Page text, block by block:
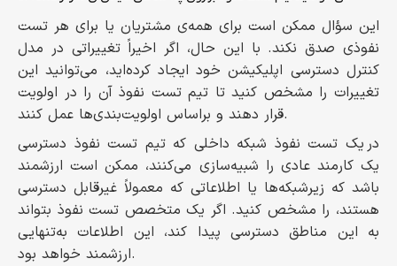
این سؤال ممکن است برای همه‌ی مشتریان یا برای هر تست
نفوذی صدق نکند. با این حال، اگر اخیراً تغییراتی در مدل
کنترل دسترسی اپلیکیشن خود ایجاد کرده‌اید، می‌توانید این
تغییرات را مشخص کنید تا تیم تست نفوذ آن را در اولویت
قرار دهند و براساس اولویت‌بندی‌ها عمل کنند.
در یک تست نفوذ شبکه داخلی که تیم تست نفوذ دسترسی
یک کارمند عادی را شبیه‌سازی می‌کنند، ممکن است ارزشمند
باشد که زیرشبکه‌ها یا اطلاعاتی که معمولاً غیرقابل دسترسی
هستند، را مشخص کنید. اگر یک متخصص تست نفوذ بتواند
به این مناطق دسترسی پیدا کند، این اطلاعات به‌تنهایی
ارزشمند خواهد بود.